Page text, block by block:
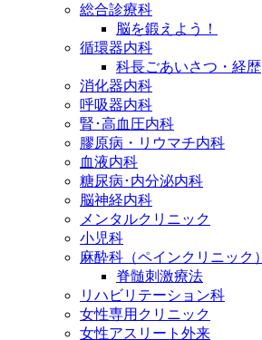
総合診療科
脳を鍛えよう！
循環器内科
科長ごあいさつ・経歴
消化器内科
呼吸器内科
腎･高血圧内科
膠原病・リウマチ内科
血液内科
糖尿病･内分泌内科
脳神経内科
メンタルクリニック
小児科
麻酔科（ペインクリニック）
脊髄刺激療法
リハビリテーション科
女性専用クリニック
女性アスリート外来